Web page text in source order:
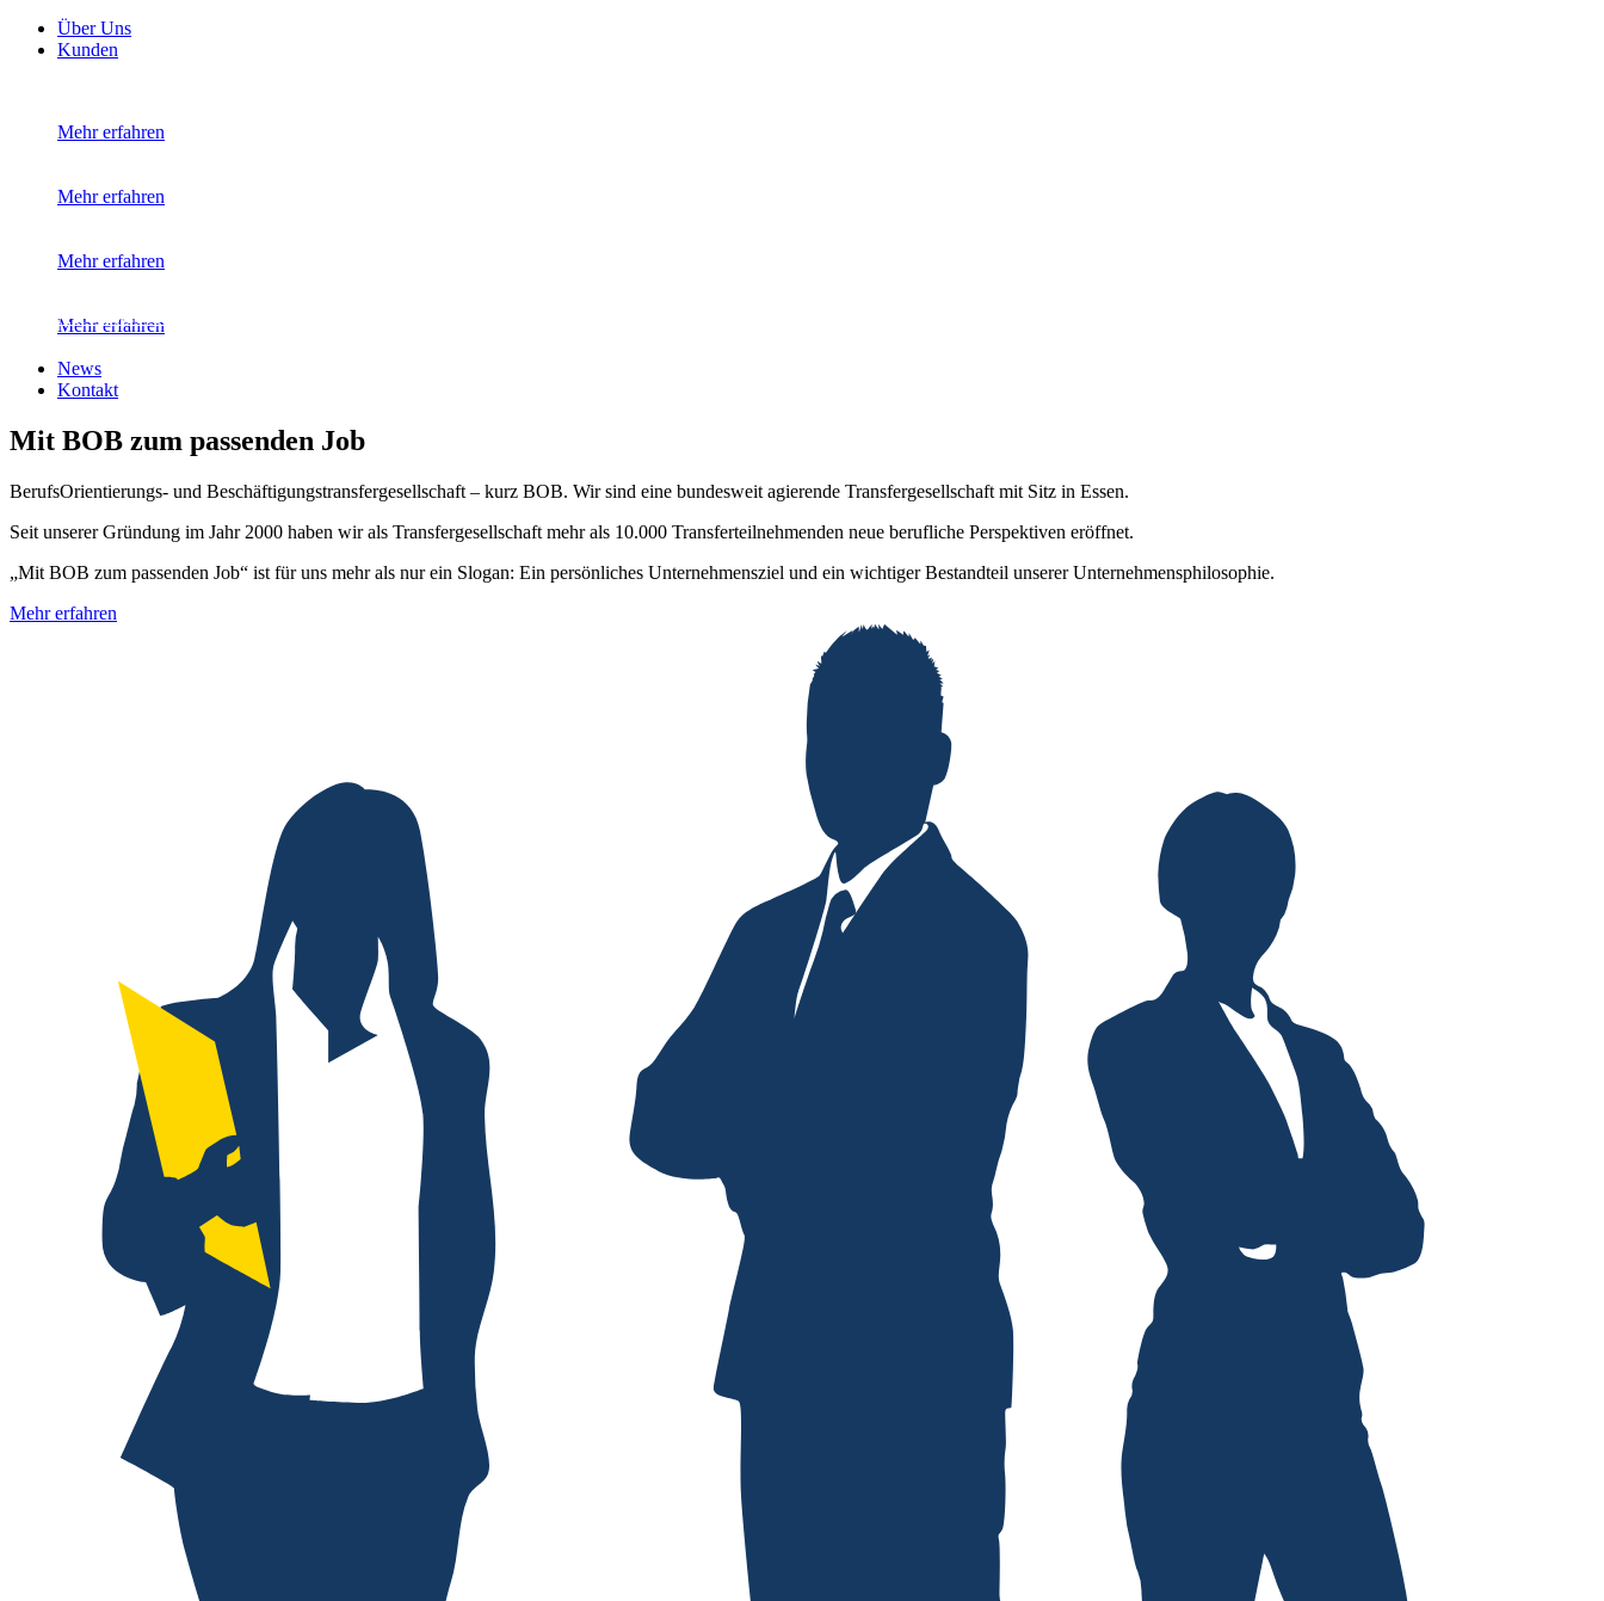
Über Uns
Kunden
Mehr erfahren
Mehr erfahren
Mehr erfahren
Mehr erfahren
Alle unsere Kunden
News
Kontakt
Mit BOB zum passenden Job
BerufsOrientierungs- und Beschäftigungstransfergesellschaft – kurz BOB. Wir sind eine bundesweit agierende Transfergesellschaft mit Sitz in Essen.
Seit unserer Gründung im Jahr 2000 haben wir als Transfergesellschaft mehr als 10.000 Transferteilnehmenden neue berufliche Perspektiven eröffnet.
„Mit BOB zum passenden Job“ ist für uns mehr als nur ein Slogan: Ein persönliches Unternehmensziel und ein wichtiger Bestandteil unserer Unternehmensphilosophie.
Mehr erfahren